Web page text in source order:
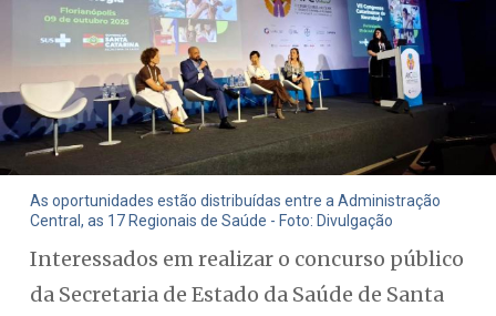
As oportunidades estão distribuídas entre a Administração
Central, as 17 Regionais de Saúde - Foto: Divulgação
Interessados em realizar o concurso público
da Secretaria de Estado da Saúde de Santa